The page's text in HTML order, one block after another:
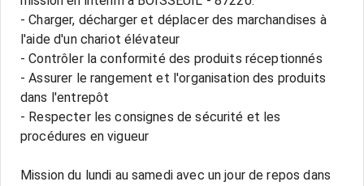
- Charger, décharger et déplacer des marchandises à
l'aide d'un chariot élévateur
- Contrôler la conformité des produits réceptionnés
- Assurer le rangement et l'organisation des produits
dans l'entrepôt
- Respecter les consignes de sécurité et les
procédures en vigueur
Mission du lundi au samedi avec un jour de repos dans